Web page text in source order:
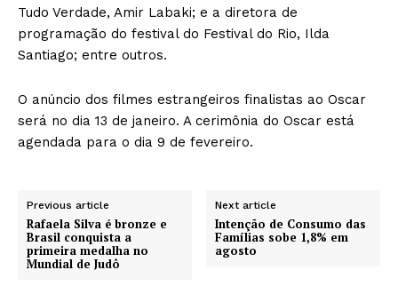
Tudo Verdade, Amir Labaki; e a diretora de
programação do festival do Festival do Rio, Ilda
Santiago; entre outros.
O anúncio dos filmes estrangeiros finalistas ao Oscar
será no dia 13 de janeiro. A cerimônia do Oscar está
agendada para o dia 9 de fevereiro.
Previous article
Rafaela Silva é bronze e
Brasil conquista a
primeira medalha no
Mundial de Judô
Next article
Intenção de Consumo das
Famílias sobe 1,8% em
agosto